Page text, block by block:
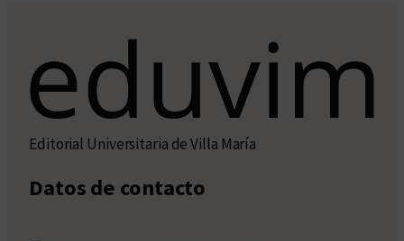
Editorial Universitaria de Villa María
Datos de contacto